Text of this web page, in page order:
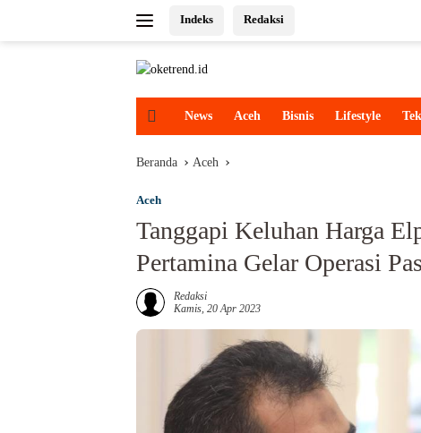
Indeks Redaksi
e
News Aceh Bisnis Lifestyle
Beranda Aceh
Aceh
Tanggapi Keluhan Harga
Pertamina Gelar Operasi
Redaksi
Kamis, 20 Apr 2023